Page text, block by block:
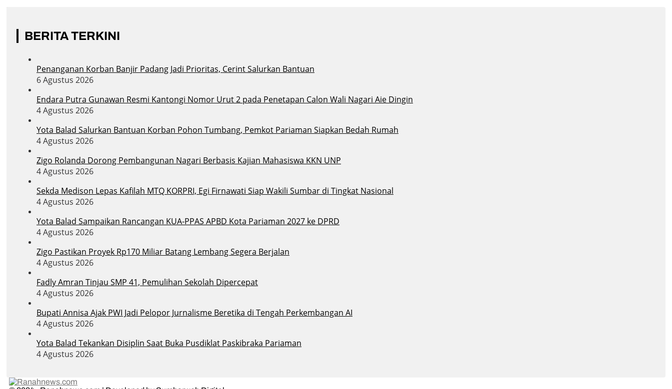
BERITA TERKINI
Penanganan Korban Banjir Padang Jadi Prioritas, Cerint Salurkan Bantuan
6 Agustus 2026
Endara Putra Gunawan Resmi Kantongi Nomor Urut 2 pada Penetapan Calon Wali Nagari Aie Dingin
4 Agustus 2026
Yota Balad Salurkan Bantuan Korban Pohon Tumbang, Pemkot Pariaman Siapkan Bedah Rumah
4 Agustus 2026
Zigo Rolanda Dorong Pembangunan Nagari Berbasis Kajian Mahasiswa KKN UNP
4 Agustus 2026
Sekda Medison Lepas Kafilah MTQ KORPRI, Egi Firnawati Siap Wakili Sumbar di Tingkat Nasional
4 Agustus 2026
Yota Balad Sampaikan Rancangan KUA-PPAS APBD Kota Pariaman 2027 ke DPRD
4 Agustus 2026
Zigo Pastikan Proyek Rp170 Miliar Batang Lembang Segera Berjalan
4 Agustus 2026
Fadly Amran Tinjau SMP 41, Pemulihan Sekolah Dipercepat
4 Agustus 2026
Bupati Annisa Ajak PWI Jadi Pelopor Jurnalisme Beretika di Tengah Perkembangan AI
4 Agustus 2026
Yota Balad Tekankan Disiplin Saat Buka Pusdiklat Paskibraka Pariaman
4 Agustus 2026